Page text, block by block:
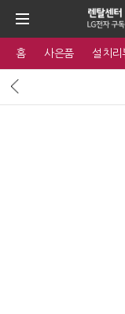
홈 사은품 설치리